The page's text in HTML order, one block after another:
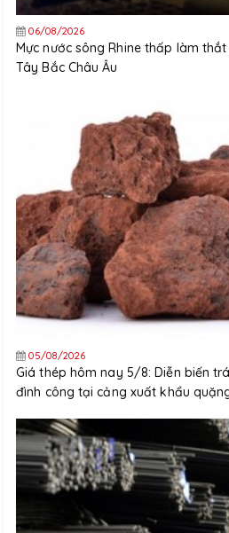
06/08/2026
Mực nước sông Rhine thấp làm
Tây Bắc Châu Âu
05/08/2026
Giá thép hôm nay 5/8: Diễn biến
đình công tại cảng xuất khẩu